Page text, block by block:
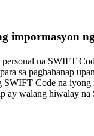
impormasyon
na SWIFT
sa paghahanap
Code na iyong
ay walang hiwalay